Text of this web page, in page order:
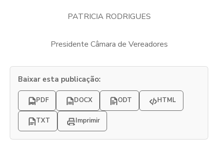
PATRICIA RODRIGUES
Presidente Câmara de Vereadores
Baixar esta publicação:
PDF DOCX ODT HTML
TXT Imprimir